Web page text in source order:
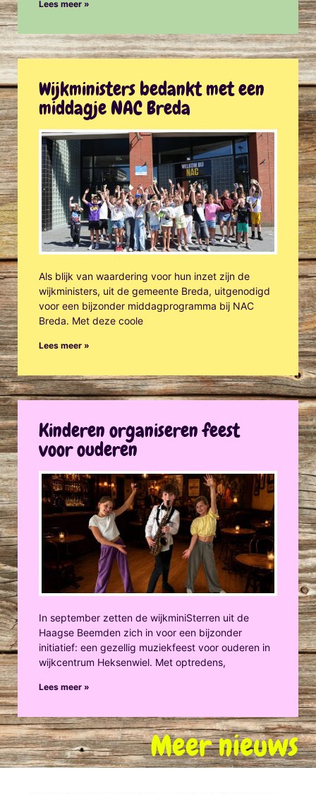
Lees meer »
Wijkministers bedankt met een
middagje NAC Breda
Als blijk van waardering voor hun inzet zijn de
wijkministers, uit de gemeente Breda, uitgenodigd
voor een bijzonder middagprogramma bij NAC
Breda. Met deze coole
Lees meer »
Kinderen organiseren feest
voor ouderen
In september zetten de wijkminiSterren uit de
Haagse Beemden zich in voor een bijzonder
initiatief: een gezellig muziekfeest voor ouderen in
wijkcentrum Heksenwiel. Met optredens,
Lees meer »
Meer nieuws